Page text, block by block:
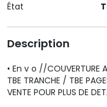
État
Description
• En v o //COUVERTURE
TBE TRANCHE / TBE
VENTE POUR PLUS